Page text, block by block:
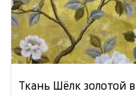
Ткань Шёлк золотой